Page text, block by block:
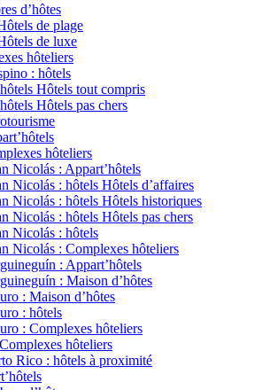
d’hôtes
de plage
de luxe
hôteliers
: hôtels
Hôtels tout compris
Hôtels pas chers
hôteliers
Nicolás : Appart’hôtels
Nicolás : hôtels Hôtels d’affaires
Nicolás : hôtels Hôtels historiques
Nicolás : hôtels Hôtels pas chers
Nicolás : hôtels
Nicolás : Complexes hôteliers
: Appart’hôtels
: Maison d’hôtes
: Maison d’hôtes
: hôtels
: Complexes hôteliers
hôteliers
Rico : hôtels à proximité